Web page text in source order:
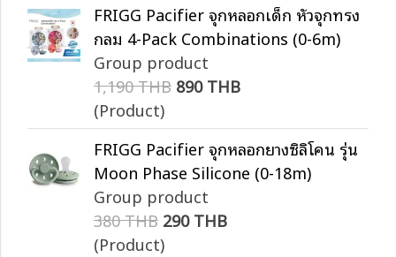
FRIGG Pacifier จุกหลอกเด็ก หัวจุกทรง
กลม 4-Pack Combinations (0-6m)
Group product
1,190 THB 890 THB
(Product)
FRIGG Pacifier จุกหลอกยางซิลิโคน รุ่น
Moon Phase Silicone (0-18m)
Group product
380 THB 290 THB
(Product)